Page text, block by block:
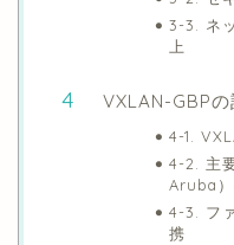
3-3. ネ
上
VXLAN-GBP
4-1.
4-2. 主
Aruba
4-3. フ
携